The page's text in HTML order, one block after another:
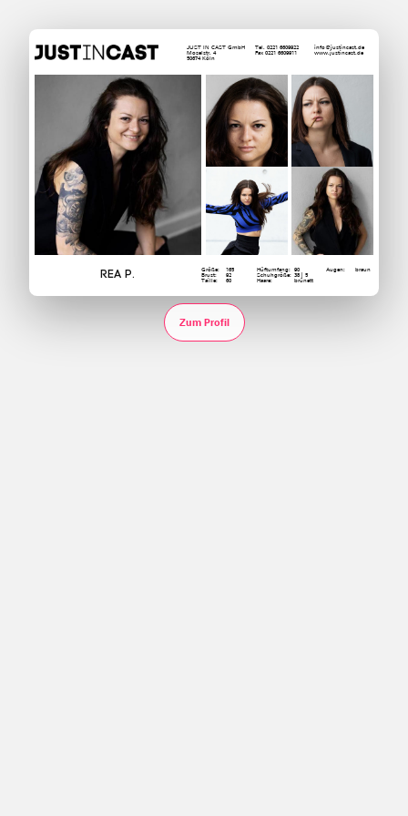
JUST IN CAST GmbH
Moselstr. 4
50674 Köln
Tel. 0221 6609922
Fax 0221 6609911
info@justincast.de
www.justincast.de
Rea P. Größe: 165 Hüftumfang: 90 Augen: braun
Brust: 92 Schuhgröße: 38 | 5
Taille: 60 Haare: brünett
Zum Profil